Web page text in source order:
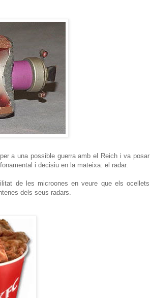
a una possible guerra amb el Reich i va posar
i decisiu en la mateixa: el radar.
de les microones en veure que els ocellets
dels seus radars.